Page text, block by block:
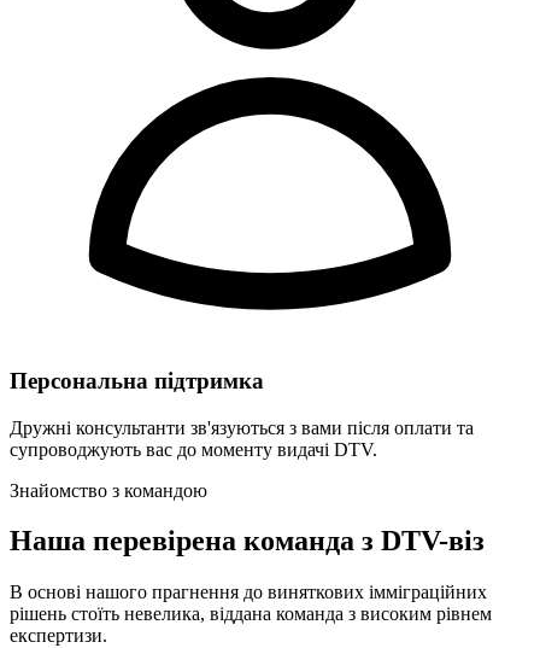
Персональна підтримка
Дружні консультанти зв'язуються з вами після оплати та
супроводжують вас до моменту видачі DTV.
Знайомство з командою
Наша перевірена команда з DTV-віз
В основі нашого прагнення до виняткових імміграційних
рішень стоїть невелика, віддана команда з високим рівнем
експертизи.